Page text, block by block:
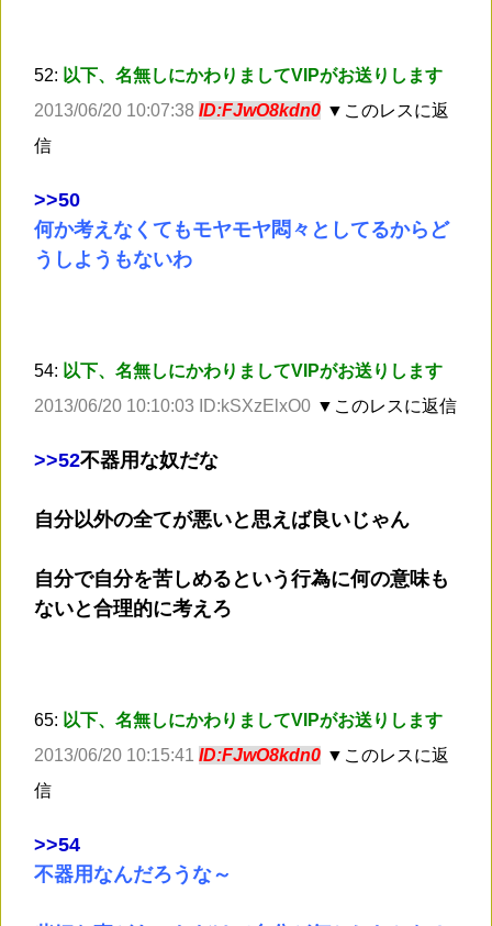
52: 以下、名無しにかわりましてVIPがお送りします
2013/06/20 10:07:38 ID:FJwO8kdn0 ▼このレスに返
信
>>50
何か考えなくてもモヤモヤ悶々としてるからど
うしようもないわ
54: 以下、名無しにかわりましてVIPがお送りします
2013/06/20 10:10:03 ID:kSXzElxO0 ▼このレスに返信
>>52不器用な奴だな
自分以外の全てが悪いと思えば良いじゃん
自分で自分を苦しめるという行為に何の意味も
ないと合理的に考えろ
65: 以下、名無しにかわりましてVIPがお送りします
2013/06/20 10:15:41 ID:FJwO8kdn0 ▼このレスに返
信
>>54
不器用なんだろうな～